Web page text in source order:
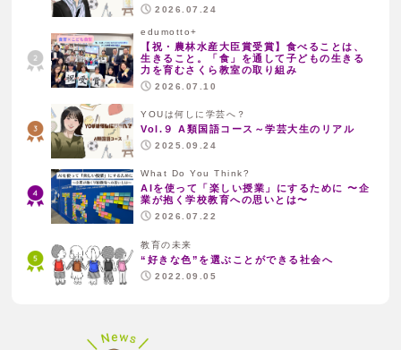
2026.07.24
edumotto+
【祝・農林水産大臣賞受賞】食べることは、
生きること。「食」を通して子どもの生きる
力を育むさくら教室の取り組み
2026.07.10
YOUは何しに学芸へ？
Vol.９ A類国語コース～学芸大生のリアル
2025.09.24
What Do You Think?
AIを使って「楽しい授業」にするために 〜企
業が抱く学校教育への思いとは〜
2026.07.22
教育の未来
“好きな色”を選ぶことができる社会へ
2022.09.05